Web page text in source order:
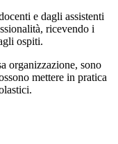
e dagli assistenti
ricevendo i
ospiti.
organizzazione, sono
mettere in pratica